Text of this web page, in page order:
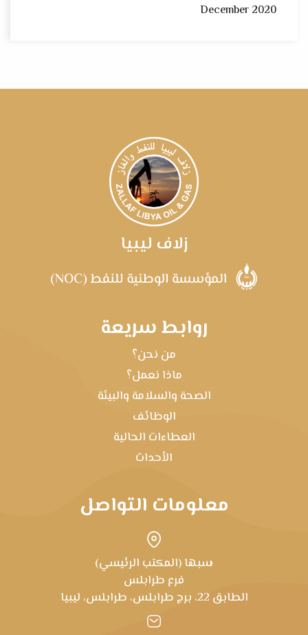
December 2020
زلاف ليبيا
روابط سريعة
من نحن؟
ماذا نعمل؟
الصحة والسلامة والبيئة
الوظائف
العطاءات الحالية
الأحداث
معلومات التواصل
سبها (المكتب الرئيسي)
فرع طرابلس
الطابق 22، برج طرابلس، طرابلس، ليبيا